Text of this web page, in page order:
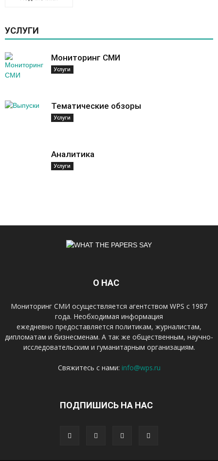
УСЛУГИ
Мониторинг СМИ
Услуги
Тематические обзоры
Услуги
Аналитика
Услуги
О НАС
Мониторинг СМИ осуществляется агентством WPS с 1987
года. Необходимая информация
ежедневно предоставляется политикам, журналистам,
дипломатам и бизнесменам. А так же общественным, научно-
исследовательским и гуманитарным организациям.
Свяжитесь с нами: info@wps.ru
ПОДПИШИСЬ НА НАС